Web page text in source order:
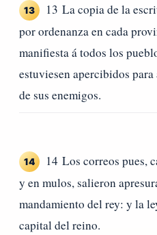
13
13 La copia de la
por ordenanza en cada
manifiesta á todos los
estuviesen apercibidos
de sus enemigos.
14
14 Los correos pues,
y en mulos, salieron
mandamiento del rey: y la
capital del reino.